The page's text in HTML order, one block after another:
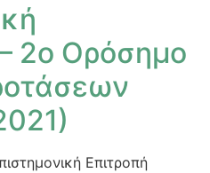
2ο Ορόσημο
Επιτροπή